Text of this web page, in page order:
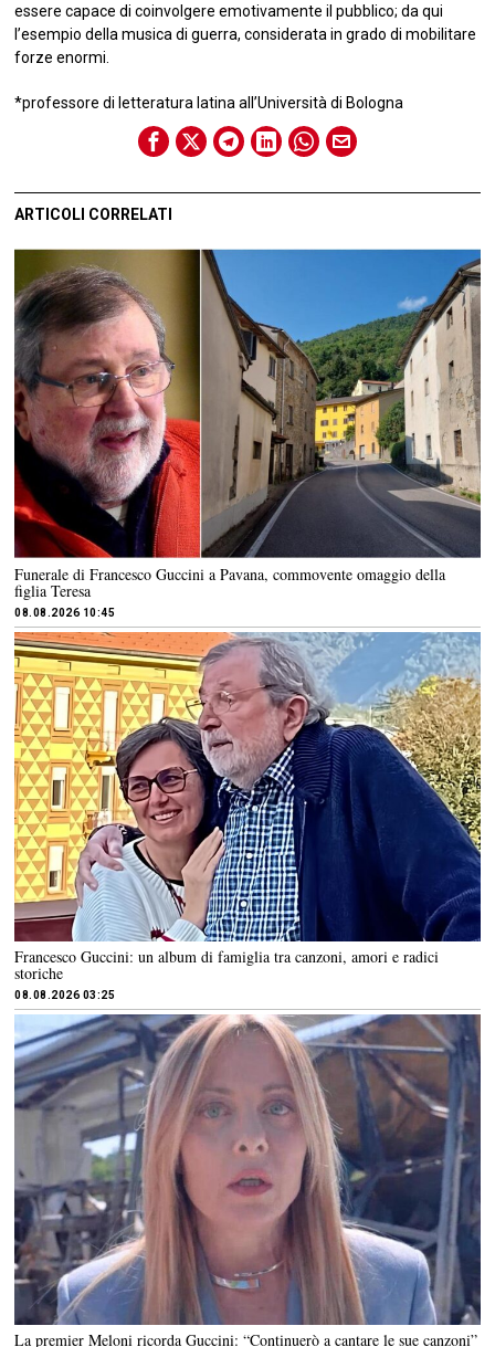
essere capace di coinvolgere emotivamente il pubblico; da qui
l’esempio della musica di guerra, considerata in grado di mobilitare
forze enormi.
*professore di letteratura latina all’Università di Bologna
ARTICOLI CORRELATI
Funerale di Francesco Guccini a Pavana, commovente omaggio della
figlia Teresa
08.08.2026 10:45
Francesco Guccini: un album di famiglia tra canzoni, amori e radici
storiche
08.08.2026 03:25
La premier Meloni ricorda Guccini: “Continuerò a cantare le sue canzoni”